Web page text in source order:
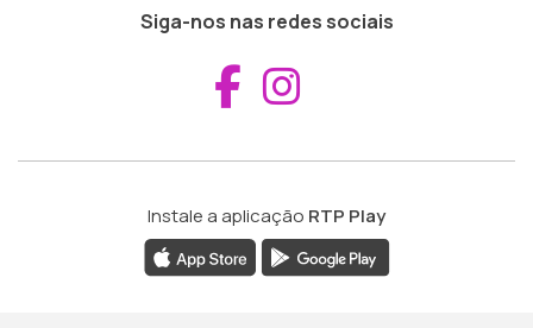
Siga-nos nas redes sociais
Aceder ao
Instale a aplicação RTP Play